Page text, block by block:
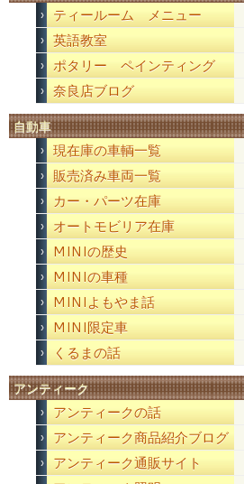
ティールーム メニュー
英語教室
ポタリー ペインティング
奈良店ブログ
自動車
現在庫の車輌一覧
販売済み車両一覧
カー・パーツ在庫
オートモビリア在庫
MINIの歴史
MINIの車種
MINIよもやま話
MINI限定車
くるまの話
アンティーク
アンティークの話
アンティーク商品紹介ブログ
アンティーク通販サイト